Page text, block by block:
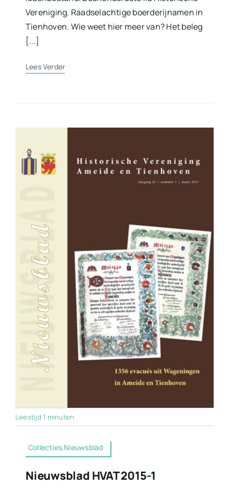
Vereniging. Raadselachtige boerderijnamen in
Tienhoven. Wie weet hier meer van? Het beleg
[...]
Lees Verder
Leestijd 1 minuten
Collecties,Nieuwsblad
Nieuwsblad HVAT 2015-1